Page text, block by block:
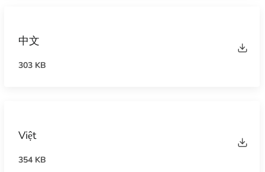
中文
303 KB
Việt
354 KB